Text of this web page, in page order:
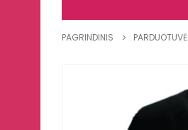
PAGRINDINIS PARDUOTUVĖ